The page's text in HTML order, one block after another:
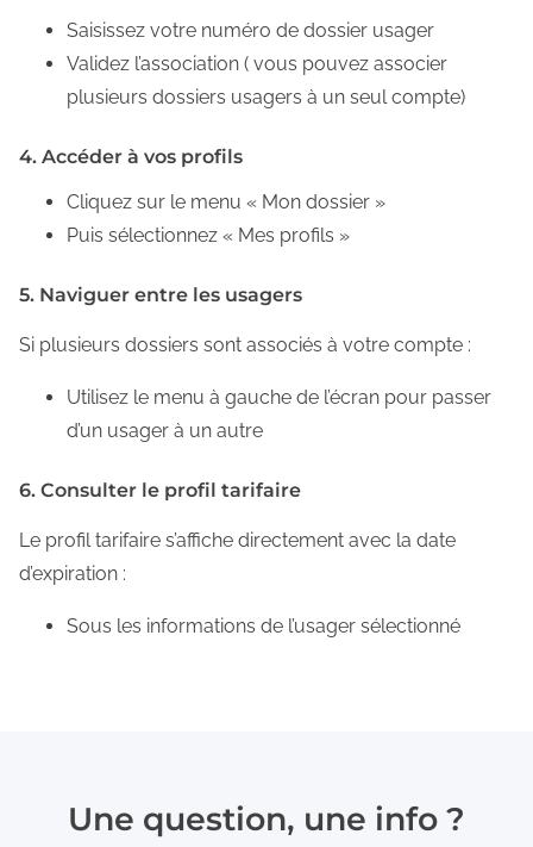
Saisissez votre numéro de dossier usager
Validez l’association ( vous pouvez associer
plusieurs dossiers usagers à un seul compte)
4. Accéder à vos profils
Cliquez sur le menu « Mon dossier »
Puis sélectionnez « Mes profils »
5. Naviguer entre les usagers
Si plusieurs dossiers sont associés à votre compte :
Utilisez le menu à gauche de l’écran pour passer
d’un usager à un autre
6. Consulter le profil tarifaire
Le profil tarifaire s’affiche directement avec la date
d’expiration :
Sous les informations de l’usager sélectionné
Une question, une info ?